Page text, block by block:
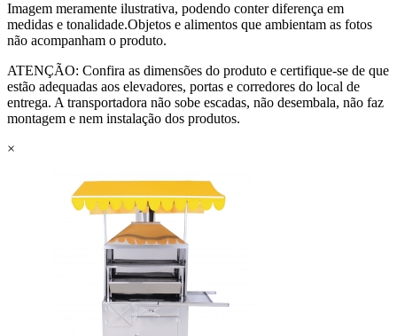
Imagem meramente ilustrativa, podendo conter diferença em
medidas e tonalidade.Objetos e alimentos que ambientam as fotos
não acompanham o produto.
ATENÇÃO: Confira as dimensões do produto e certifique-se de que
estão adequadas aos elevadores, portas e corredores do local de
entrega. A transportadora não sobe escadas, não desembala, não faz
montagem e nem instalação dos produtos.
×